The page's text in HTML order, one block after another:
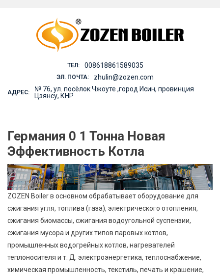
ТЕЛ: 008618861589035
ЭЛ. ПОЧТА: zhulin@zozen.com
АДРЕС:
№ 76, ул. посёлок Чжоуте ,город Исин, провинция
Цзянсу, КНР
Германия 0 1 Тонна Новая
Эффективность Котла
ZOZEN Boiler в основном обрабатывает оборудование для
сжигания угля, топлива (газа), электрического отопления,
сжигания биомассы, сжигания водоугольной суспензии,
сжигания мусора и других типов паровых котлов,
промышленных водогрейных котлов, нагревателей
теплоносителя и т. Д. электроэнергетика, теплоснабжение,
химическая промышленность, текстиль, печать и крашение,